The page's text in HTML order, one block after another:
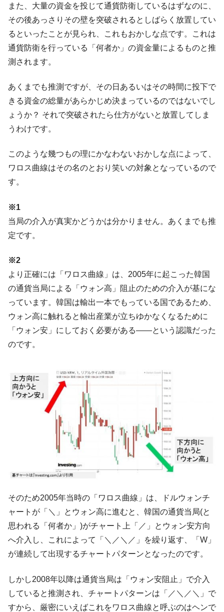
また、大量の資金を投じて通貨防衛しているはずなのに、
その後あっさりその壁を突破されるとしばらく放置してい
るといったことが見られ、これもおかしな点です。これは
通貨防衛を行っている「何者か」の資金量によるものと推
測されます。
あくまでも推測ですが、その日あるいはその時間に投下で
きる資金の総量があらかじめ決まっているのではないでし
ょうか？ それで突破されたら仕方がないと放置してしま
うわけです。
このような幾つもの理にかなわないおかしな点によって、
ワロス曲線はその名のとおり笑いの対象となっているので
す。
※1
当局の介入が真実かどうかは分かりません。あくまでも推
定です。
※2
より正確には「ワロス曲線」は、2005年に起こった韓国
の通貨当局による「ウォン高」阻止のための介入が基にな
っています。韓国は輸出一本でもっている国であるため、
ウォン高に触れると輸出産業が立ちゆかなくなるために
「ウォン安」にしておく必要がある――という認識だった
のです。
そのため2005年当時の「ワロス曲線」は、ドルウォンチ
ャートが「＼」とウォン高に進むと、韓国の通貨当局(と
思われる「何者か」)がチャート上「／」とウォン安方向
へ介入し、これによって「＼／＼／」を繰り返す、「W」
が連続して出現するチャートパターンとなったのです。
しかし2008年以降は通貨当局は「ウォン安阻止」で介入
していると推測され、チャートパターンは「／＼／＼」で
すから、厳密にいえばこれをワロス曲線と呼ぶのはヘンで